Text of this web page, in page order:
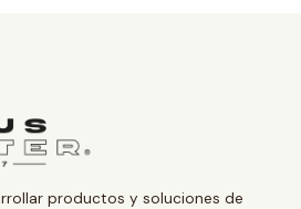
productos y soluciones de